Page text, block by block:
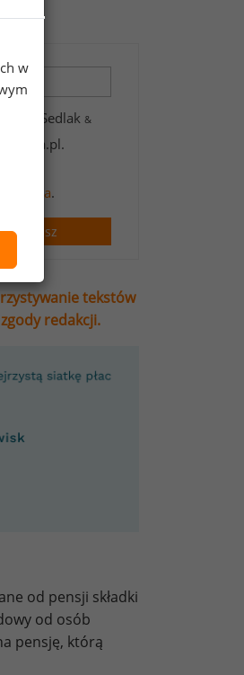
Sedlak &
.
Zapisz
tekstów
redakcji.
od pensji składki
od osób
pensję, którą
w